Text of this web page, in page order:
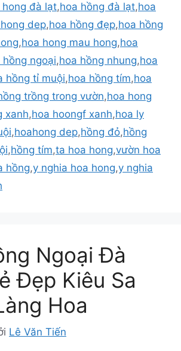
hong đà lạt,hoa hồng đà lạt,hoa
dep,hoa hồng đẹp,hoa hồng
,hoa hong mau hong,hoa
hồng ngoại,hoa hồng nhung,hoa
hồng tỉ muội,hoa hồng tím,hoa
trồng trong vườn,hoa hong
xanh,hoa hoongf xanh,hoa ly
,hoahong dep,hồng đỏ,hồng
,hồng tím,ta hoa hong,vườn hoa
hồng,y nghia hoa hong,y nghia
Ngoại Đà
Đẹp Kiêu Sa
Hoa
Lê Văn Tiến